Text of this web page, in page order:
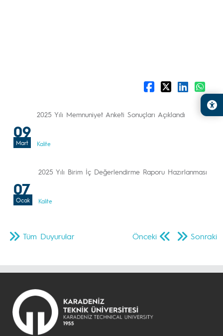
09
Mart
2025 Yılı Memnuniyet Anketi Sonuçları Açıklandı
Kalite
07
Ocak
2025 Yılı Birim İç Değerlendirme Raporu Hazırlanması
Kalite
Önceki Sonraki
Tüm Duyurular